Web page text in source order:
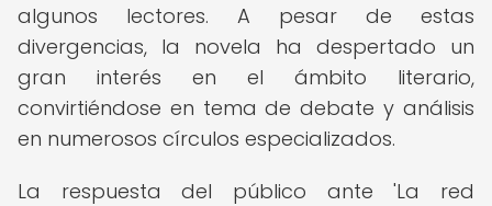
algunos lectores. A pesar de estas
divergencias, la novela ha despertado un
gran interés en el ámbito literario,
convirtiéndose en tema de debate y análisis
en numerosos círculos especializados.
La respuesta del público ante 'La red